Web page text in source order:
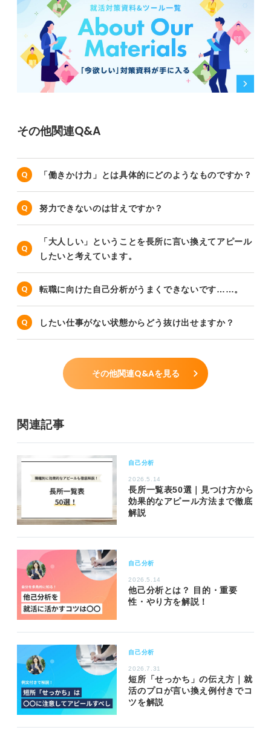
その他関連Q&A
「働きかけ力」とは具体的にどのようなものですか？
努力できないのは甘えですか？
「大人しい」ということを長所に言い換えてアピール
したいと考えています。
転職に向けた自己分析がうまくできないです……。
したい仕事がない状態からどう抜け出せますか？
その他関連Q&Aを見る
関連記事
自己分析
2026.5.14
長所一覧表50選｜見つけ方から
効果的なアピール方法まで徹底
解説
自己分析
2026.5.14
他己分析とは？ 目的・重要
性・やり方を解説！
自己分析
2026.7.31
短所「せっかち」の伝え方｜就
活のプロが言い換え例付きでコ
ツを解説